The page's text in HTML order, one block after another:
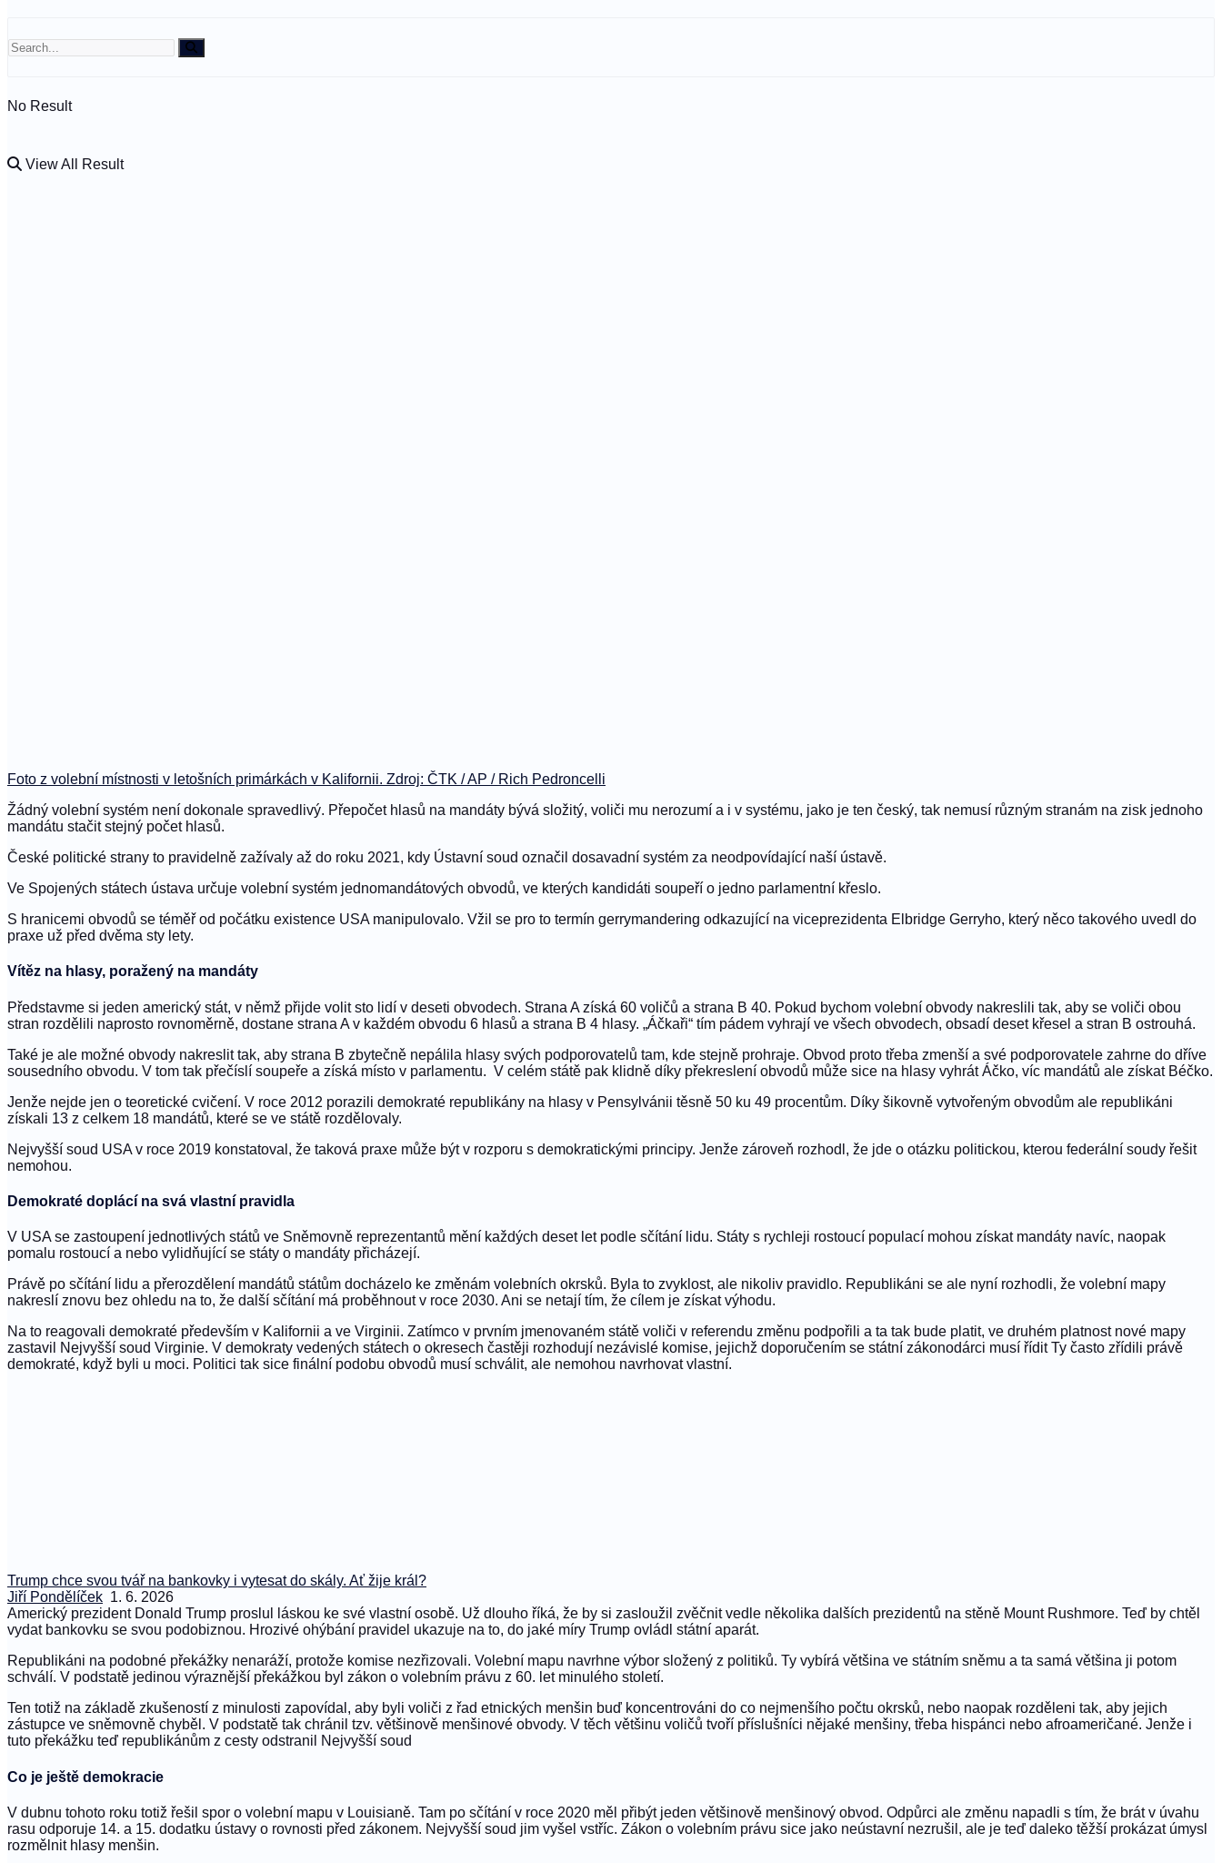
No Result
View All Result
Foto z volební místnosti v letošních primárkách v Kalifornii. Zdroj: ČTK / AP / Rich Pedroncelli
Žádný volební systém není dokonale spravedlivý. Přepočet hlasů na mandáty bývá složitý, voliči mu nerozumí a i v systému, jako je ten český, tak nemusí různým stranám na zisk jednoho
mandátu stačit stejný počet hlasů.
České politické strany to pravidelně zažívaly až do roku 2021, kdy Ústavní soud označil dosavadní systém za neodpovídající naší ústavě.
Ve Spojených státech ústava určuje volební systém jednomandátových obvodů, ve kterých kandidáti soupeří o jedno parlamentní křeslo.
S hranicemi obvodů se téměř od počátku existence USA manipulovalo. Vžil se pro to termín gerrymandering odkazující na viceprezidenta Elbridge Gerryho, který něco takového uvedl do
praxe už před dvěma sty lety.
Vítěz na hlasy, poražený na mandáty
Představme si jeden americký stát, v němž přijde volit sto lidí v deseti obvodech. Strana A získá 60 voličů a strana B 40. Pokud bychom volební obvody nakreslili tak, aby se voliči obou
stran rozdělili naprosto rovnoměrně, dostane strana A v každém obvodu 6 hlasů a strana B 4 hlasy. „Áčkaři“ tím pádem vyhrají ve všech obvodech, obsadí deset křesel a stran B ostrouhá.
Také je ale možné obvody nakreslit tak, aby strana B zbytečně nepálila hlasy svých podporovatelů tam, kde stejně prohraje. Obvod proto třeba zmenší a své podporovatele zahrne do dříve
sousedního obvodu. V tom tak přečíslí soupeře a získá místo v parlamentu. V celém státě pak klidně díky překreslení obvodů může sice na hlasy vyhrát Áčko, víc mandátů ale získat Béčko.
Jenže nejde jen o teoretické cvičení. V roce 2012 porazili demokraté republikány na hlasy v Pensylvánii těsně 50 ku 49 procentům. Díky šikovně vytvořeným obvodům ale republikáni
získali 13 z celkem 18 mandátů, které se ve státě rozdělovaly.
Nejvyšší soud USA v roce 2019 konstatoval, že taková praxe může být v rozporu s demokratickými principy. Jenže zároveň rozhodl, že jde o otázku politickou, kterou federální soudy řešit
nemohou.
Demokraté doplácí na svá vlastní pravidla
V USA se zastoupení jednotlivých států ve Sněmovně reprezentantů mění každých deset let podle sčítání lidu. Státy s rychleji rostoucí populací mohou získat mandáty navíc, naopak
pomalu rostoucí a nebo vylidňující se státy o mandáty přicházejí.
Právě po sčítání lidu a přerozdělení mandátů státům docházelo ke změnám volebních okrsků. Byla to zvyklost, ale nikoliv pravidlo. Republikáni se ale nyní rozhodli, že volební mapy
nakreslí znovu bez ohledu na to, že další sčítání má proběhnout v roce 2030. Ani se netají tím, že cílem je získat výhodu.
Na to reagovali demokraté především v Kalifornii a ve Virginii. Zatímco v prvním jmenovaném státě voliči v referendu změnu podpořili a ta tak bude platit, ve druhém platnost nové mapy
zastavil Nejvyšší soud Virginie. V demokraty vedených státech o okresech častěji rozhodují nezávislé komise, jejichž doporučením se státní zákonodárci musí řídit Ty často zřídili právě
demokraté, když byli u moci. Politici tak sice finální podobu obvodů musí schválit, ale nemohou navrhovat vlastní.
Trump chce svou tvář na bankovky i vytesat do skály. Ať žije král?
Jiří Pondělíček 1. 6. 2026
Americký prezident Donald Trump proslul láskou ke své vlastní osobě. Už dlouho říká, že by si zasloužil zvěčnit vedle několika dalších prezidentů na stěně Mount Rushmore. Teď by chtěl
vydat bankovku se svou podobiznou. Hrozivé ohýbání pravidel ukazuje na to, do jaké míry Trump ovládl státní aparát.
Republikáni na podobné překážky nenaráží, protože komise nezřizovali. Volební mapu navrhne výbor složený z politiků. Ty vybírá většina ve státním sněmu a ta samá většina ji potom
schválí. V podstatě jedinou výraznější překážkou byl zákon o volebním právu z 60. let minulého století.
Ten totiž na základě zkušeností z minulosti zapovídal, aby byli voliči z řad etnických menšin buď koncentrováni do co nejmenšího počtu okrsků, nebo naopak rozděleni tak, aby jejich
zástupce ve sněmovně chyběl. V podstatě tak chránil tzv. většinově menšinové obvody. V těch většinu voličů tvoří příslušníci nějaké menšiny, třeba hispánci nebo afroameričané. Jenže i
tuto překážku teď republikánům z cesty odstranil Nejvyšší soud
Co je ještě demokracie
V dubnu tohoto roku totiž řešil spor o volební mapu v Louisianě. Tam po sčítání v roce 2020 měl přibýt jeden většinově menšinový obvod. Odpůrci ale změnu napadli s tím, že brát v úvahu
rasu odporuje 14. a 15. dodatku ústavy o rovnosti před zákonem. Nejvyšší soud jim vyšel vstříc. Zákon o volebním právu sice jako neústavní nezrušil, ale je teď daleko těžší prokázat úmysl
rozmělnit hlasy menšin.